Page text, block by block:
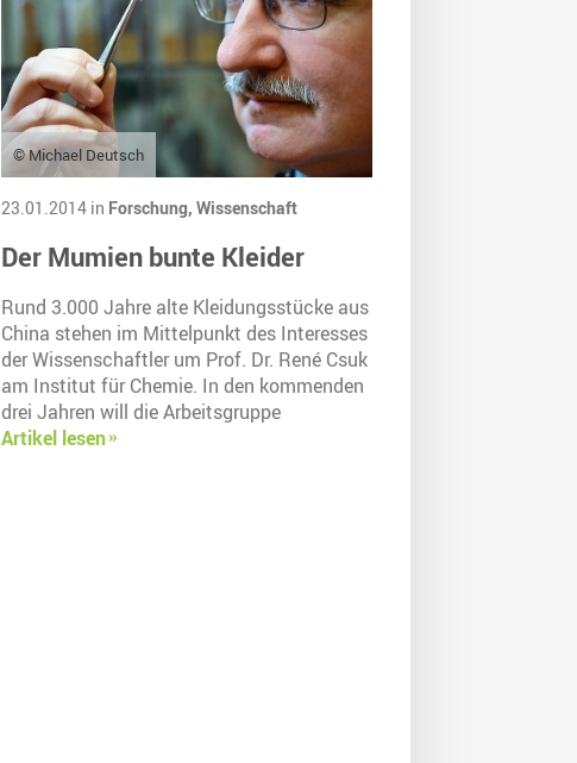
© Michael Deutsch
23.01.2014 in Forschung, Wissenschaft
Der Mumien bunte Kleider
Rund 3.000 Jahre alte Kleidungsstücke aus
China stehen im Mittelpunkt des Interesses
der Wissenschaftler um Prof. Dr. René Csuk
am Institut für Chemie. In den kommenden
drei Jahren will die Arbeitsgruppe
Artikel lesen